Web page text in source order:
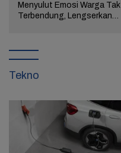
Menyulut Emosi Warga Tak
Terbendung, Lengserkan
Tekno